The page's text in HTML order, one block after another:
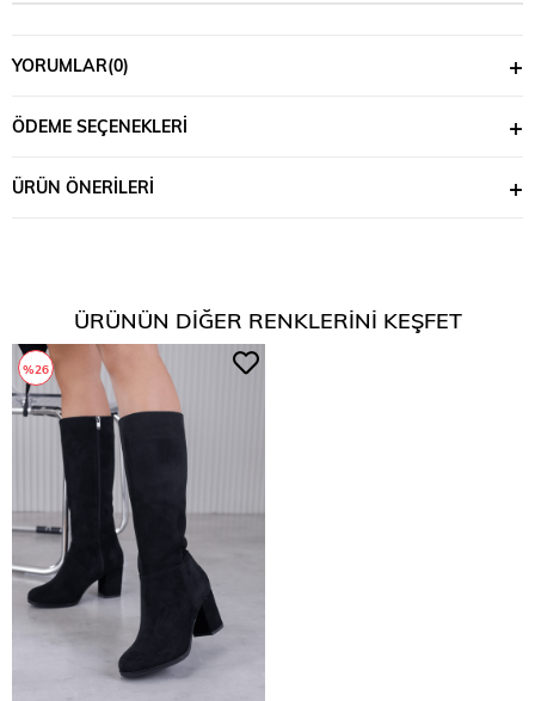
YORUMLAR(0)
ÖDEME SEÇENEKLERI
ÜRÜN ÖNERILERI
ÜRÜNÜN DIĞER RENKLERINI KEŞFET
%26